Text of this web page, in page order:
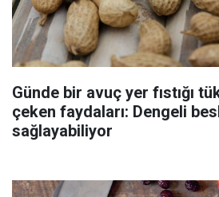
Günde bir avuç yer fıstığı
çeken faydaları: Dengeli
sağlayabiliyor